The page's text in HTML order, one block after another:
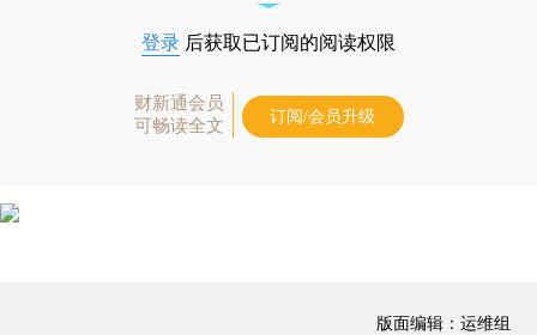
登录 后获取已订阅的阅读权限
财新通会员
可畅读全文
订阅/会员升级
版面编辑：运维组